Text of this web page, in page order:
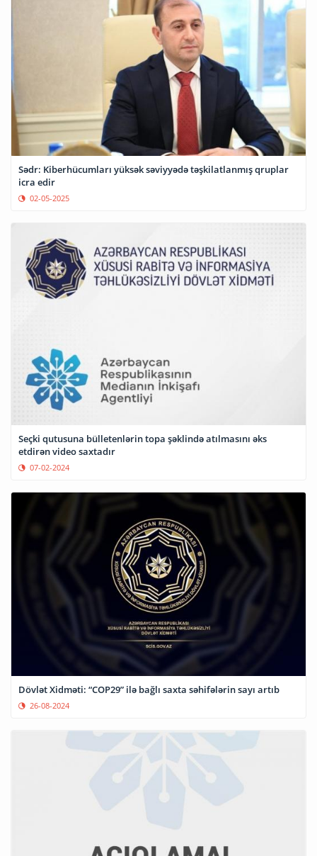
Sədr: Kiberhücumları yüksək səviyyədə təşkilatlanmış qruplar
icra edir
02-05-2025
Seçki qutusuna bülletenlərin topa şəklində atılmasını əks
etdirən video saxtadır
07-02-2024
Dövlət Xidməti: “COP29” ilə bağlı saxta səhifələrin sayı artıb
26-08-2024